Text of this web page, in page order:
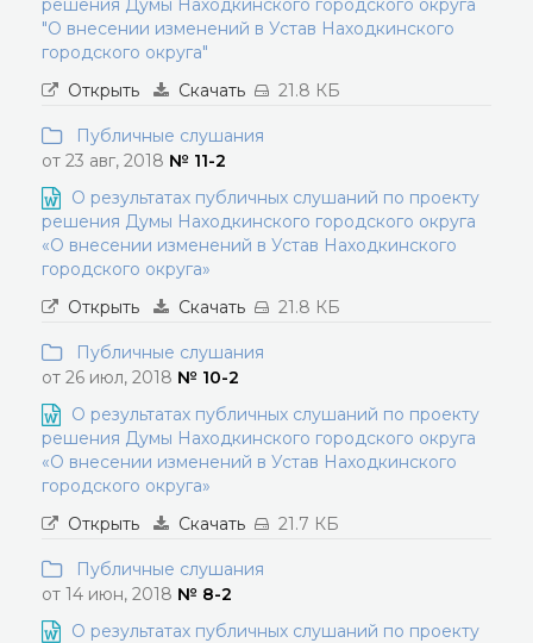
решения Думы Находкинского городского округа
"О внесении изменений в Устав Находкинского
городского округа"
Открыть
Скачать 21.8 КБ
Публичные слушания
от 23 авг, 2018 № 11-2
О результатах публичных слушаний по проекту
решения Думы Находкинского городского округа
«О внесении изменений в Устав Находкинского
городского округа»
Открыть
Скачать 21.8 КБ
Публичные слушания
от 26 июл, 2018 № 10-2
О результатах публичных слушаний по проекту
решения Думы Находкинского городского округа
«О внесении изменений в Устав Находкинского
городского округа»
Открыть
Скачать 21.7 КБ
Публичные слушания
от 14 июн, 2018 № 8-2
О результатах публичных слушаний по проекту